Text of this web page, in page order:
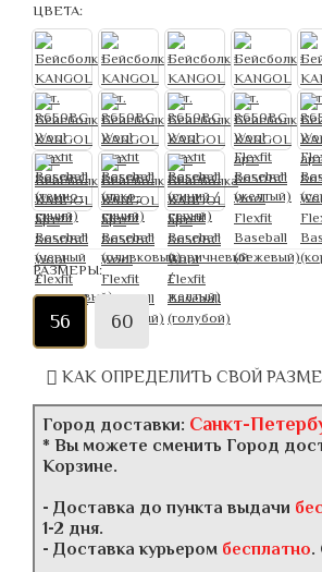
ЦВЕТА:
РАЗМЕРЫ:
56 60
КАК ОПРЕДЕЛИТЬ СВОЙ
Город доставки: Санкт-
* Вы можете сменить Город
Корзине.
- Доставка до пункта выдачи
1-2 дня.
- Доставка курьером бесплатно.